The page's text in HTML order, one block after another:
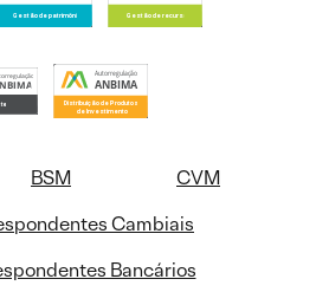
BSM
CVM
Cambiais
Bancários